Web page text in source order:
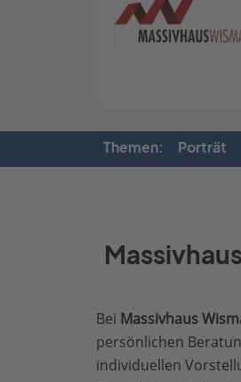
Themen: Porträt
Bei Massivhaus
persönlichen
individuellen